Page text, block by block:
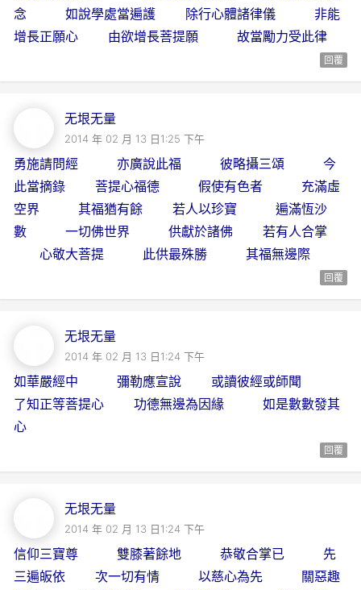
念 如說學處當遍護 除行心體諸律儀 非能
增長正願心 由欲增長菩提願 故當勵力受此律
回覆
无垠无量
2014 年 02 月 13 日1:25 下午
勇施請問經 亦廣說此福 彼略攝三頌 今
此當摘錄 菩提心福德 假使有色者 充滿虛
空界 其福猶有餘 若人以珍寶 遍滿恆沙
數 一切佛世界 供獻於諸佛 若有人合掌
心敬大菩提 此供最殊勝 其福無邊際
回覆
无垠无量
2014 年 02 月 13 日1:24 下午
如華嚴經中 彌勒應宣說 或讀彼經或師聞
了知正等菩提心 功德無邊為因緣 如是數數發其
心
回覆
无垠无量
2014 年 02 月 13 日1:24 下午
信仰三寶尊 雙膝著餘地 恭敬合掌已 先
三遍皈依 次一切有情 以慈心為先 關惡趣